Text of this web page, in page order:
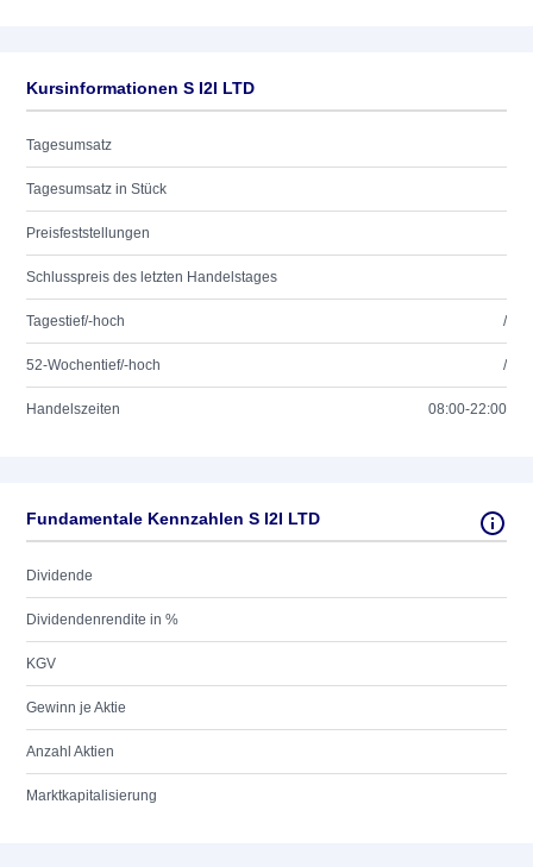
Kursinformationen S I2I LTD
Tagesumsatz
Tagesumsatz in Stück
Preisfeststellungen
Schlusspreis des letzten Handelstages
Tagestief/-hoch /
52-Wochentief/-hoch /
Handelszeiten 08:00-22:00
Fundamentale Kennzahlen S I2I LTD
Dividende
Dividendenrendite in %
KGV
Gewinn je Aktie
Anzahl Aktien
Marktkapitalisierung